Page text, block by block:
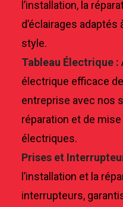
l’installation, la
d’éclairages
style.
Tableau Électrique :
électrique efficace
entreprise avec nos
réparation et de
électriques.
Prises et
l’installation et la
interrupteurs,